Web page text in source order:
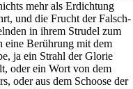
mehr als Erdichtung
und die Frucht der Falsch-
in ihrem Strudel zum
Berührung mit dem
ja ein Strahl der Glorie
oder ein Wort von dem
oder aus dem Schoose der